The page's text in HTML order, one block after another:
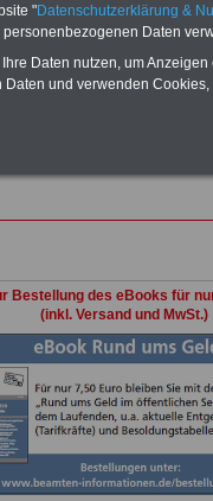
Link-
Bestellung des eBooks für
(inkl. Versand und MwSt.)
"Datenschutzerklärung &
Daten
Daten nutzen, um
Daten und verwenden